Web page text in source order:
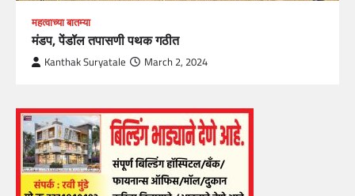
महत्वाच्या बातम्या
मंडप, पेंडॉल तपासणी पथक गठीत
Kanthak Suryatale March 2, 2024